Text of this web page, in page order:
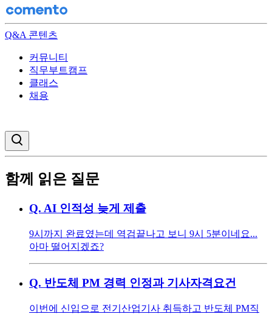
Q&A 콘텐츠
커뮤니티
직무부트캠프
클래스
채용
함께 읽은 질문
Q. AI 인적성 늦게 제출
9시까지 완료였는데 역검끝나고 보니 9시 5분이네요...
아마 떨어지겠죠?
Q. 반도체 PM 경력 인정과 기사자격요건
이번에 신입으로 전기산업기사 취득하고 반도체 PM직